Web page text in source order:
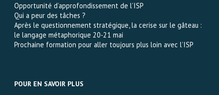
Opportunité d’approfondissement de l’ISP
Qui a peur des tâches ?
Après le questionnement stratégique, la cerise sur le gâteau :
le langage métaphorique 20-21 mai
Prochaine formation pour aller toujours plus loin avec l’ISP
POUR EN SAVOIR PLUS